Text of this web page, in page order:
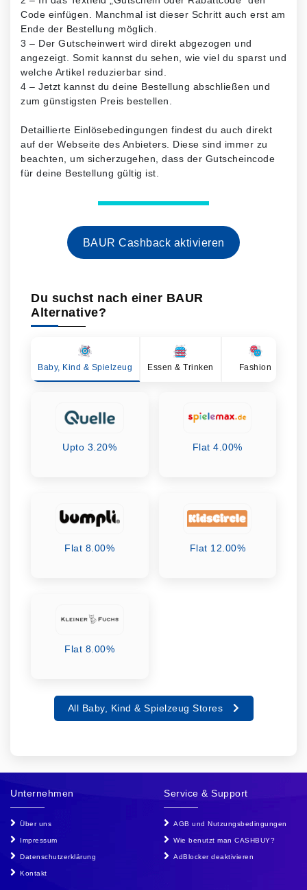
Code einfügen. Manchmal ist dieser Schritt auch erst am
Ende der Bestellung möglich.
3 – Der Gutscheinwert wird direkt abgezogen und
angezeigt. Somit kannst du sehen, wie viel du sparst und
welche Artikel reduzierbar sind.
4 – Jetzt kannst du deine Bestellung abschließen und
zum günstigsten Preis bestellen.
Detaillierte Einlösebedingungen findest du auch direkt
auf der Webseite des Anbieters. Diese sind immer zu
beachten, um sicherzugehen, dass der Gutscheincode
für deine Bestellung gültig ist.
BAUR Cashback aktivieren
Du suchst nach einer BAUR
Alternative?
Baby, Kind & Spielzeug Essen & Trinken Fashion
Upto 3.20% Flat 4.00%
Flat 8.00% Flat 12.00%
Flat 8.00%
All Baby, Kind & Spielzeug Stores
Unternehmen
Über uns
Impressum
Datenschutzerklärung
Kontakt
Service & Support
AGB und Nutzungsbedingungen
Wie benutzt man CASHBUY?
AdBlocker deaktivieren